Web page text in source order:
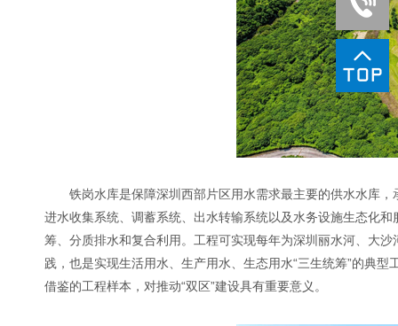
铁岗水库是保障深圳西部片区用水需求最主要的供水水库
进水收集系统、调蓄系统、出水转输系统以及水务设施生态化
筹、分质排水和复合利用。工程可实现每年为深圳丽水河、大
践，也是实现生活用水、生产用水、生态用水“三生统筹”的典
借鉴的工程样本，对推动“双区”建设具有重要意义。